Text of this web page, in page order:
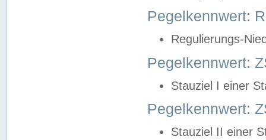
Pegelkennwert:
Regulierungs-
Pegelkennwert:
Stauziel I einer
Pegelkennwert:
Stauziel II einer